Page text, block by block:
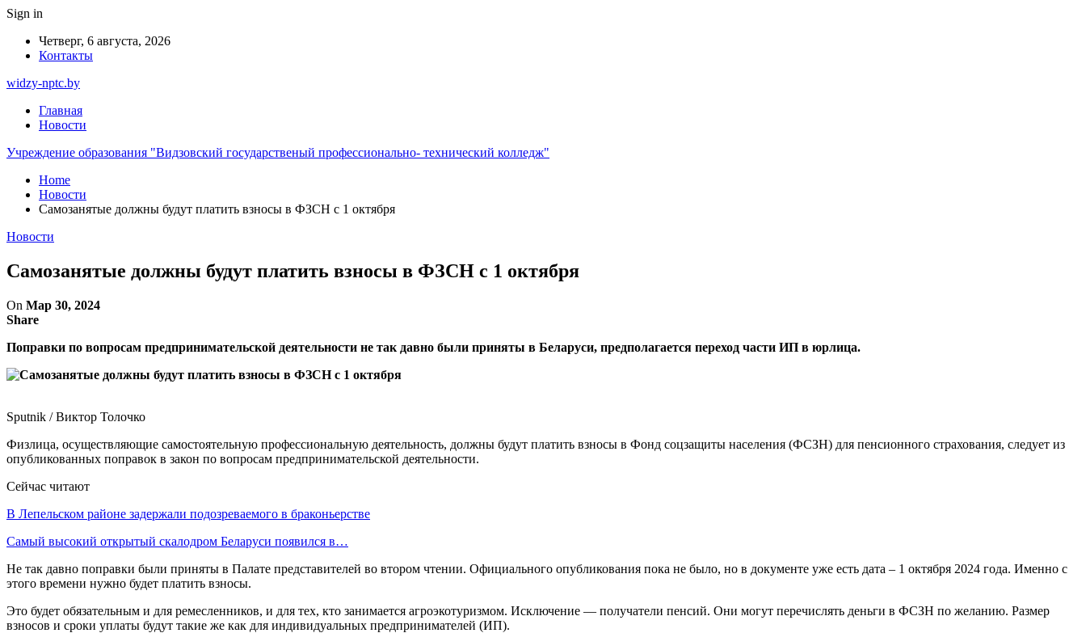
Sign in
Четверг, 6 августа, 2026
Контакты
widzy-nptc.by
Главная
Новости
Учреждение образования "Видзовский государственый профессионально- технический колледж"
Home
Новости
Самозанятые должны будут платить взносы в ФЗСН с 1 октября
Новости
Самозанятые должны будут платить взносы в ФЗСН с 1 октября
On Мар 30, 2024
Share
Поправки по вопросам предпринимательской деятельности не так давно были приняты в Беларуси, предполагается переход части ИП в юрлица.
Sputnik / Виктор Толочко
Физлица, осуществляющие самостоятельную профессиональную деятельность, должны будут платить взносы в Фонд соцзащиты населения (ФСЗН) для пенсионного страхования, следует из
опубликованных поправок в закон по вопросам предпринимательской деятельности.
Сейчас читают
В Лепельском районе задержали подозреваемого в браконьерстве
Самый высокий открытый скалодром Беларуси появился в…
Не так давно поправки были приняты в Палате представителей во втором чтении. Официального опубликования пока не было, но в документе уже есть дата – 1 октября 2024 года. Именно с
этого времени нужно будет платить взносы.
Это будет обязательным и для ремесленников, и для тех, кто занимается агроэкотуризмом. Исключение — получатели пенсий. Они могут перечислять деньги в ФСЗН по желанию. Размер
взносов и сроки уплаты будут такие же как для индивидуальных предпринимателей (ИП).